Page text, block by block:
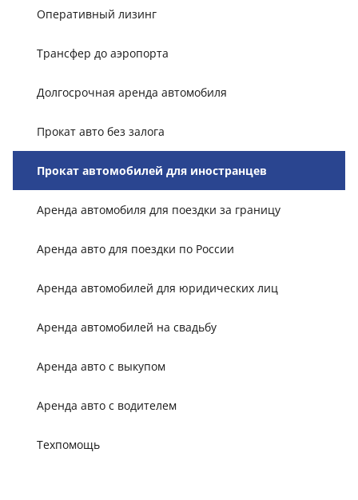
Оперативный лизинг
Трансфер до аэропорта
Долгосрочная аренда автомобиля
Прокат авто без залога
Прокат автомобилей для иностранцев
Аренда автомобиля для поездки за границу
Аренда авто для поездки по России
Аренда автомобилей для юридических лиц
Аренда автомобилей на свадьбу
Аренда авто с выкупом
Аренда авто с водителем
Техпомощь